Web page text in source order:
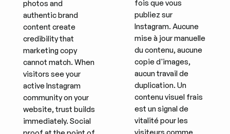
photos and
authentic brand
content create
credibility that
marketing copy
cannot match. When
visitors see your
active Instagram
community on your
website, trust builds
immediately. Social
fois que vous
publiez sur
Instagram. Aucune
mise à jour manuelle
du contenu, aucune
copie d'images,
aucun travail de
duplication. Un
contenu visuel frais
est un signal de
vitalité pour les